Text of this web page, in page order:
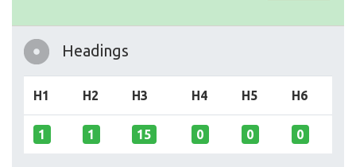
Headings
H1 H2 H3 H4 H5 H6
1 1 15 0 0 0